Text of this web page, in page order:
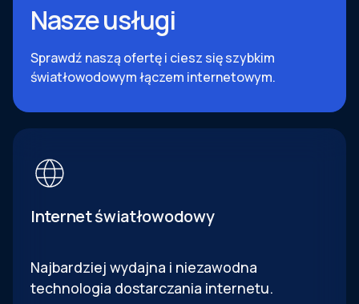
Nasze usługi
Sprawdź naszą ofertę i ciesz się szybkim
światłowodowym łączem internetowym.
Internet światłowodowy
Najbardziej wydajna i niezawodna
technologia dostarczania internetu.